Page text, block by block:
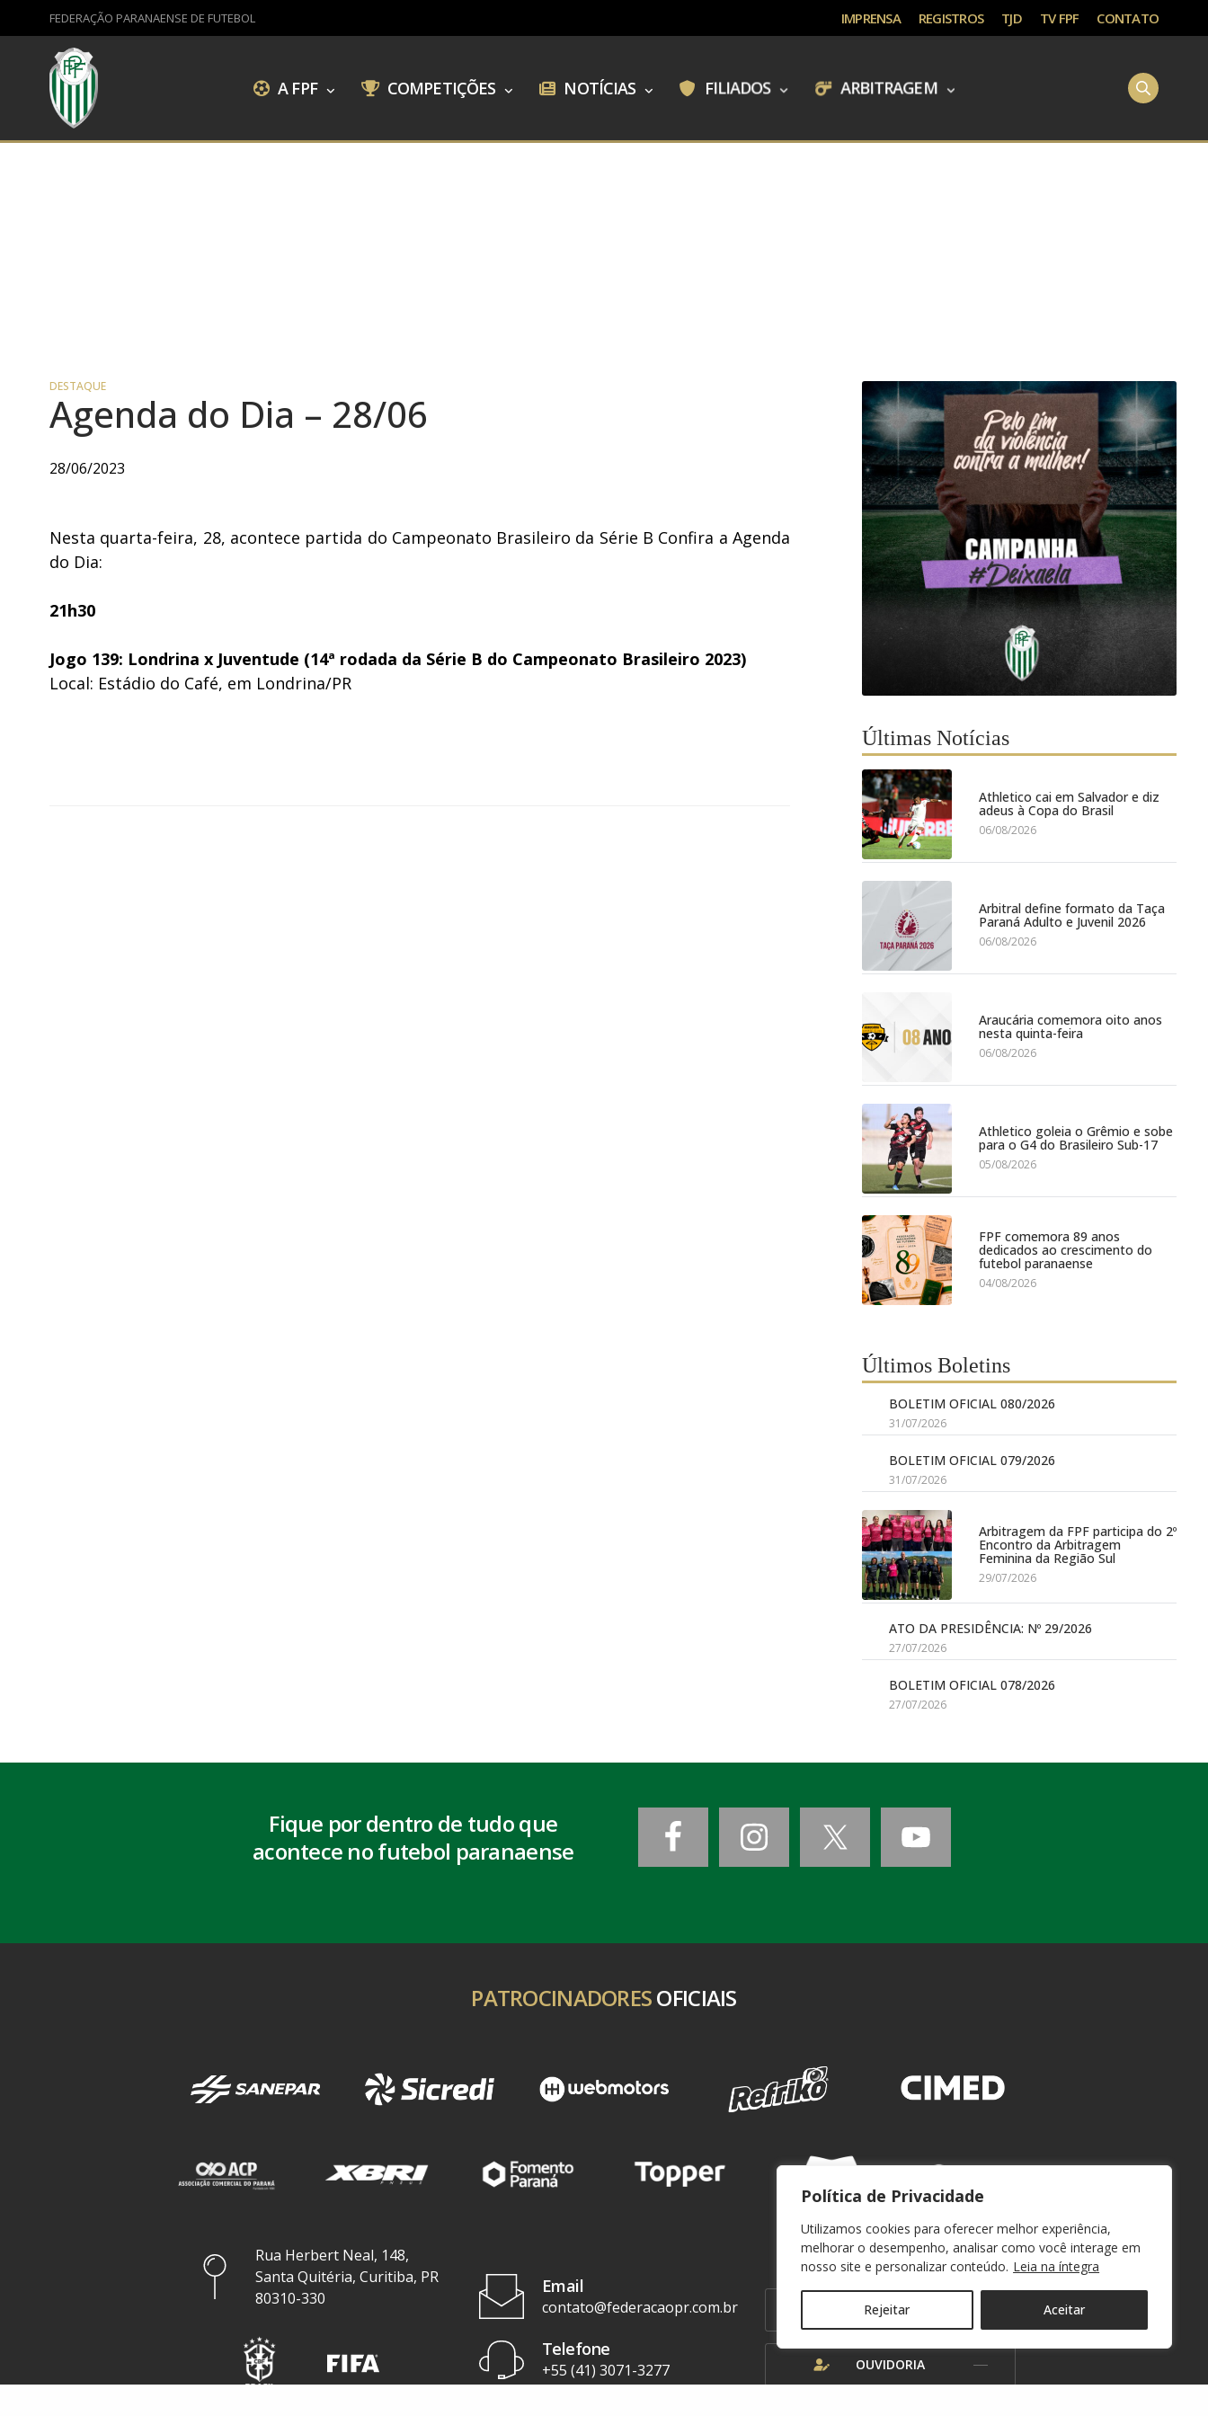
Política de Privacidade
Utilizamos cookies para oferecer melhor experiência,
melhorar o desempenho, analisar como você interage em
nosso site e personalizar conteúdo. Leia na íntegra
Rejeitar Aceitar
FEDERAÇÃO PARANAENSE DE FUTEBOL IMPRENSA REGISTROS TJD TV FPF CONTATO
A FPF COMPETIÇÕES NOTÍCIAS FILIADOS ARBITRAGEM
DESTAQUE
Agenda do Dia – 28/06
28/06/2023
Nesta quarta-feira, 28, acontece partida do Campeonato Brasileiro da Série B Confira a Agenda
do Dia:
21h30
Jogo 139: Londrina x Juventude (14ª rodada da Série B do Campeonato Brasileiro 2023)
Local: Estádio do Café, em Londrina/PR
Últimas Notícias
Athletico cai em Salvador e diz
adeus à Copa do Brasil
06/08/2026
Arbitral define formato da Taça
Paraná Adulto e Juvenil 2026
06/08/2026
Araucária comemora oito anos
nesta quinta-feira
06/08/2026
Athletico goleia o Grêmio e sobe
para o G4 do Brasileiro Sub-17
05/08/2026
FPF comemora 89 anos
dedicados ao crescimento do
futebol paranaense
04/08/2026
Últimos Boletins
BOLETIM OFICIAL 080/2026
31/07/2026
BOLETIM OFICIAL 079/2026
31/07/2026
Arbitragem da FPF participa do 2º
Encontro da Arbitragem
Feminina da Região Sul
29/07/2026
ATO DA PRESIDÊNCIA: Nº 29/2026
27/07/2026
BOLETIM OFICIAL 078/2026
27/07/2026
Fique por dentro de tudo que
acontece no futebol paranaense
PATROCINADORESOFICIAIS
Rua Herbert Neal, 148,
Santa Quitéria, Curitiba, PR
80310-330
Email
contato@federacaopr.com.br
Telefone
+55 (41) 3071-3277
WEBMAIL
OUVIDORIA